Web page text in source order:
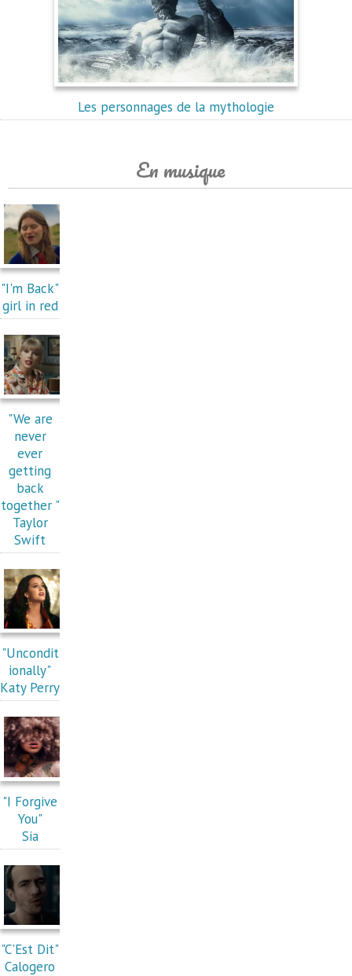
Les personnages de la mythologie
En musique
"I'm Back"
girl in red
"We are
never
ever
getting
back
together "
Taylor
Swift
"Uncondit
ionally"
Katy Perry
"I Forgive
You"
Sia
"C'Est Dit"
Calogero